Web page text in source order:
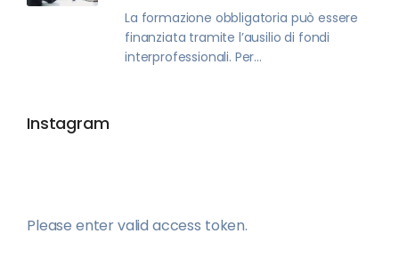
La formazione obbligatoria può essere
finanziata tramite l’ausilio di fondi
interprofessionali. Per...
Instagram
Please enter valid access token.